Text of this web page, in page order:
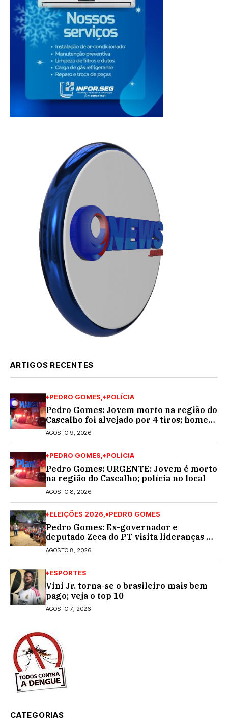
ARTIGOS RECENTES
♦PEDRO GOMES ♦POLÍCIA
Pedro Gomes: Jovem morto na região do
Cascalho foi alvejado por 4 tiros; homem
encapuzado
AGOSTO 9, 2026
♦PEDRO GOMES ♦POLÍCIA
Pedro Gomes: URGENTE: Jovem é morto
na região do Cascalho; polícia no local
AGOSTO 8, 2026
♦ELEIÇÕES 2026 ♦PEDRO GOMES
Pedro Gomes: Ex-governador e
deputado Zeca do PT visita lideranças do
partido na cidade; buscará a reeleição
AGOSTO 8, 2026
♦ESPORTES
Vini Jr. torna-se o brasileiro mais bem
pago; veja o top 10
AGOSTO 7, 2026
CATEGORIAS